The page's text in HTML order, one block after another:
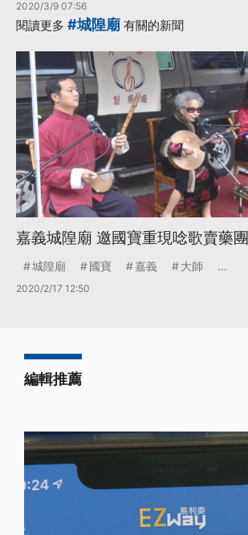
2020/3/9 07:56
閱讀更多 #城隍廟 有關的新聞
嘉義城隍廟 邀國寶重現唸歌賣藥團
城隍廟 國寶 嘉義 大師 ...
2020/2/17 12:50
編輯推薦